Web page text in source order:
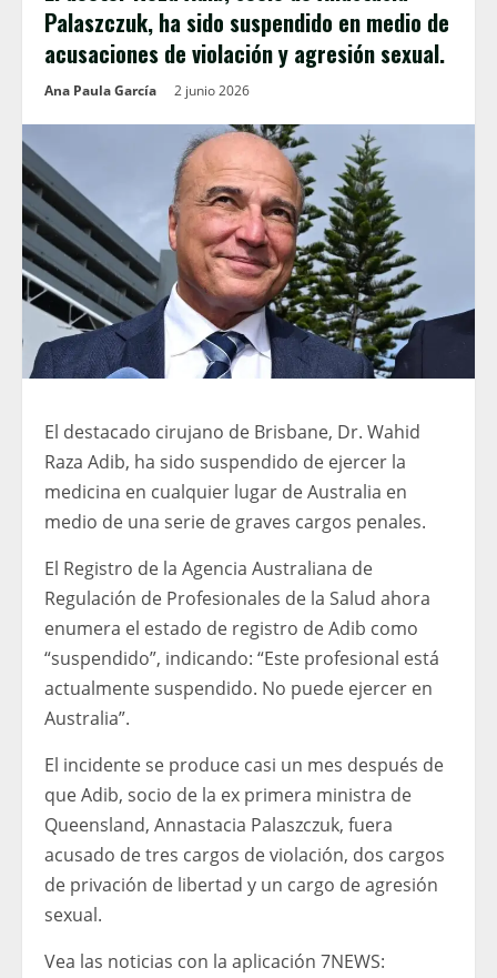
Palaszczuk, ha sido suspendido en medio de
acusaciones de violación y agresión sexual.
Ana Paula García 2 junio 2026
El destacado cirujano de Brisbane, Dr. Wahid
Raza Adib, ha sido suspendido de ejercer la
medicina en cualquier lugar de Australia en
medio de una serie de graves cargos penales.
El Registro de la Agencia Australiana de
Regulación de Profesionales de la Salud ahora
enumera el estado de registro de Adib como
“suspendido”, indicando: “Este profesional está
actualmente suspendido. No puede ejercer en
Australia”.
El incidente se produce casi un mes después de
que Adib, socio de la ex primera ministra de
Queensland, Annastacia Palaszczuk, fuera
acusado de tres cargos de violación, dos cargos
de privación de libertad y un cargo de agresión
sexual.
Vea las noticias con la aplicación 7NEWS: